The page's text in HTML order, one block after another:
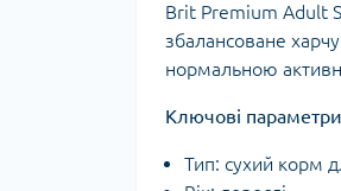
Brit Premium Adult
збалансоване
нормальною
Ключові
Тип: сухий корм